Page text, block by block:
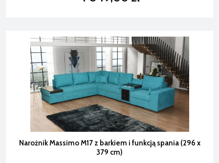
Narożnik Massimo M17 z barkiem i funkcją spania (296 x
379 cm)